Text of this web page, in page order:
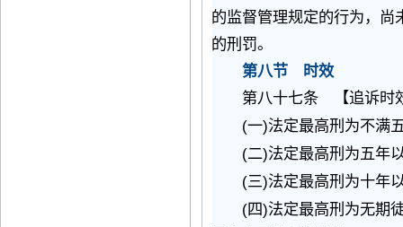
的监督管理规定的行为，尚
的刑罚。
第八节 时效
第八十七条 【追诉时效
(一)法定最高刑为不满
(二)法定最高刑为五年
(三)法定最高刑为十年
(四)法定最高刑为无期